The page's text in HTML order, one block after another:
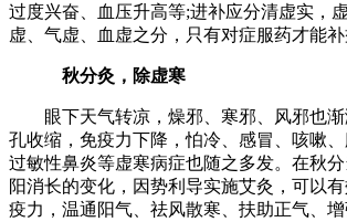
过度兴奋、血压升高等;进补应分清虚实，
虚、气虚、血虚之分，只有对症服药才能补
秋分灸，除虚寒
眼下天气转凉，燥邪、寒邪、风邪也
孔收缩，免疫力下降，怕冷、感冒、咳嗽、
过敏性鼻炎等虚寒病症也随之多发。在秋
阳消长的变化，因势利导实施艾灸，可以
疫力，温通阳气、祛风散寒、扶助正气、